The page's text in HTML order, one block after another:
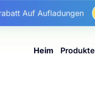
Auf Statische IP-Käufe
Rotierende IP Einkäufe
Heim Produkte